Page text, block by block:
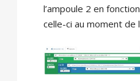
l’ampoule 2 en
celle-ci au moment de